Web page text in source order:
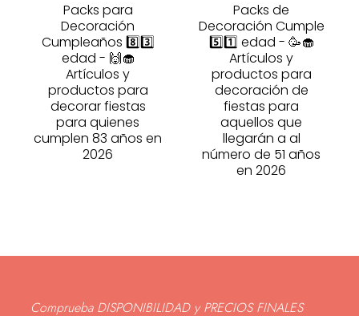
Packs para
Decoración
Cumpleaños 8️⃣3️⃣
edad - 🙌🧁
Artículos y
productos para
decorar fiestas
para quienes
cumplen 83 años en
2026
Packs de
Decoración Cumple
5️⃣1️⃣ edad - 🥳🧁
Artículos y
productos para
decoración de
fiestas para
aquellos que
llegarán a al
número de 51 años
en 2026
Comprueba DISPONIBILIDAD y PRECIOS FINALES